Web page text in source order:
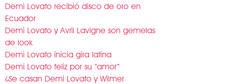
Demi Lovato recibió disco de oro en
Ecuador
Demi Lovato y Avril Lavigne son gemelas
de look
Demi Lovato inicia gira latina
Demi Lovato feliz por su “amor”
¿Se casan Demi Lovato y Wilmer